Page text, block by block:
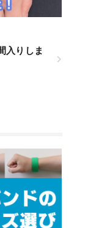
入りしま